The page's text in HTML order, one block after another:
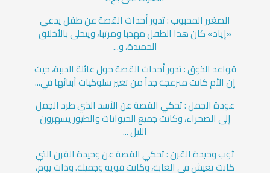
الصغير المحبوب : تدور أحداث القصة عن طفل يدعي
«إياد» كان هذا الطفل مهذبا ومرتبا، ويتحلى بالأخلاق
الحميدة، و...
قواعد الذوق : تدور أحداث القصة حول عائلة الدببة، حيث
إن الأم كانت منزعجة جداً من تغير سلوكيات أبنائها في...
عودة الجمل : تحكي القصة عن الأسد الذي طرد الجمل
إلى الصحراء، وكانت جميع الحيوانات والطيور يسهرون
الليل ...
ثوب وحيدة القرن : تحكي القصة عن وحيدة القرن التي
كانت تعيش في الغابة، وكانت قوية وجميلة. وذات يوم،